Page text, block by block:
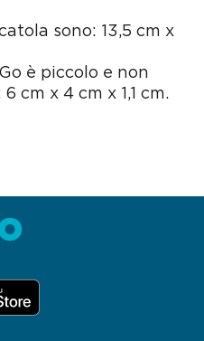
Stretto Messina
sono: 13,5 cm x
è piccolo e non
cm x 4 cm x 1,1 cm.